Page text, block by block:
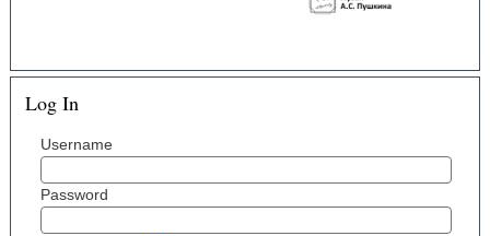
Log In
Username
Password